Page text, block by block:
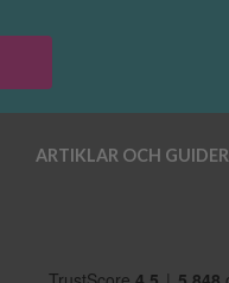
ARTIKLAR OCH GUIDER